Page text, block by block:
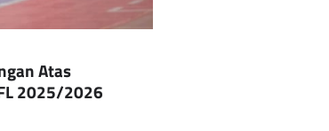
Atas
2025/2026